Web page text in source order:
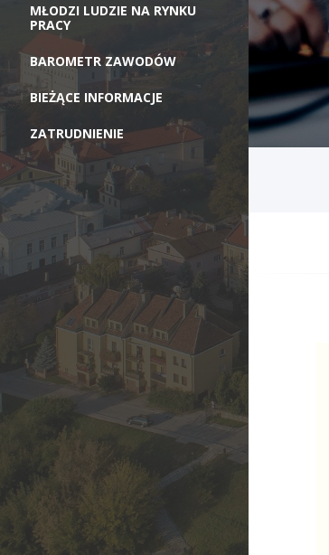
MŁODZI LUDZIE NA RYNKU
PRACY
BAROMETR ZAWODÓW
BIEŻĄCE INFORMACJE
ZATRUDNIENIE